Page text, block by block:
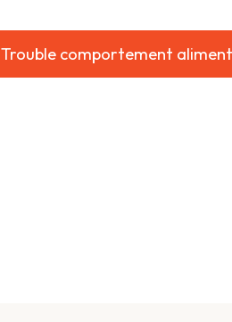
Trouble comportement